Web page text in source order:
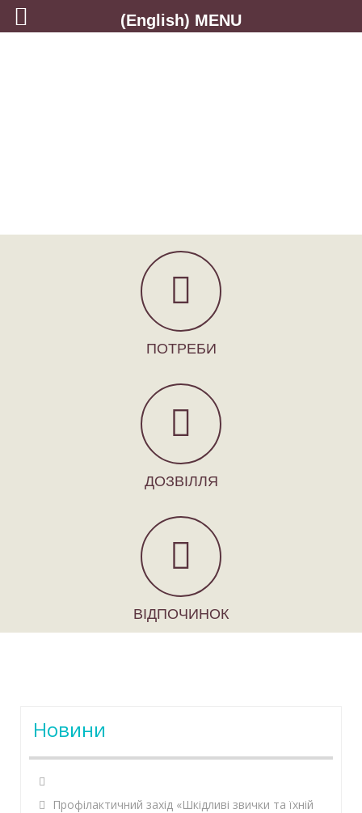
ПОТРЕБИ
ДОЗВІЛЛЯ
ВІДПОЧИНОК
Новини
Профілактичний захід «Шкідливі звички та їхній
(English) MENU